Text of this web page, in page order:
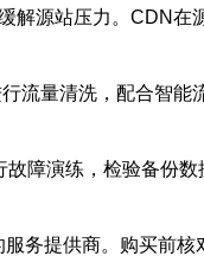
源站压力。CDN
流量清洗，配合智
障演练，检验备份
务提供商。购买前